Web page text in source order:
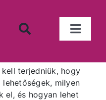
terjedniük, hogy
milyen
el, és hogyan lehet